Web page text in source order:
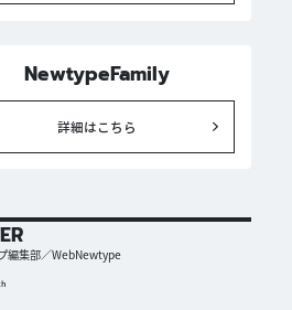
NewtypeFamily
詳細はこちら
編集部／WebNewtype